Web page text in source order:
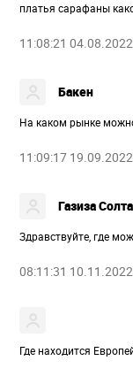
платья сарафаны
11:08:21 04.08.2022
Бакен
На каком рынке
11:09:17 19.09.2022
Газиза
Здравствуйте, где
08:11:31 10.11.2022
Где находится